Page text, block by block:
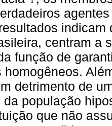
centram a
função de
homogêneos.
detrimento de
da população
que não